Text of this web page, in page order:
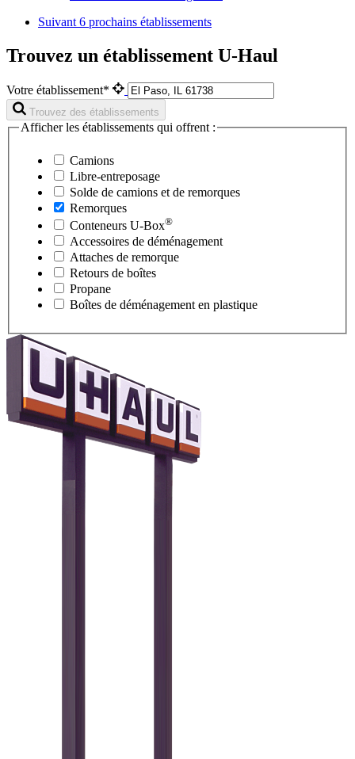
Suivant 6 prochains établissements
Trouvez un établissement U-Haul
Votre établissement*
Trouvez des établissements
Afficher les établissements qui offrent :
Camions
Libre-entreposage
Solde de camions et de remorques
Remorques
Conteneurs U-Box®
Accessoires de déménagement
Attaches de remorque
Retours de boîtes
Propane
Boîtes de déménagement en plastique